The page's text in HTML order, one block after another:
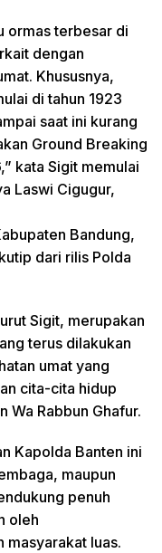
ormas terbesar di
dengan
Khususnya,
di tahun 1923
saat ini kurang
Ground Breaking
kata Sigit memulai
Laswi Cigugur,
Bandung,
dari rilis Polda
Sigit, merupakan
terus dilakukan
umat yang
cita-cita hidup
Wa Rabbun Ghafur.
Kapolda Banten ini
maupun
penuh
oleh
masyarakat luas.